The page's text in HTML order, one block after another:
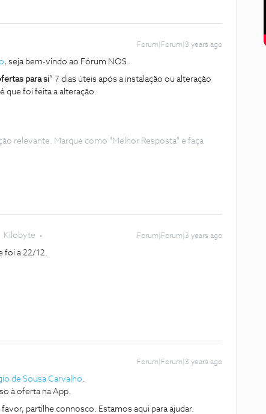
Forum|Forum|3 years ago
, seja bem-vindo ao Fórum NOS.
para si” 7 dias úteis após a instalação ou alteração
que foi feita a alteração.
relevante. Marque como "Melhor Resposta" e faça
Kilobyte Forum|Forum|3 years ago
foi a 22/12.
Forum|Forum|3 years ago
de Sousa Carvalho.
à oferta na App.
partilhe connosco. Estamos aqui para ajudar.